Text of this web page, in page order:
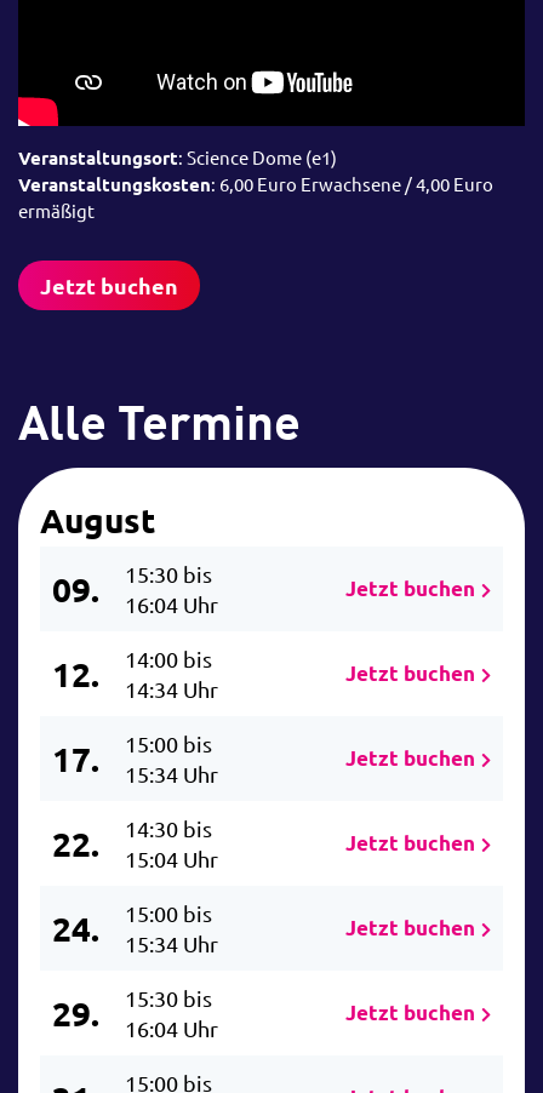
Veranstaltungsort: Science Dome (e1)
Veranstaltungskosten: 6,00 Euro Erwachsene / 4,00 Euro
ermäßigt
Jetzt buchen
Alle Termine
August
09.
15:30 bis
16:04 Uhr
Jetzt buchen
12.
14:00 bis
14:34 Uhr
Jetzt buchen
17.
15:00 bis
15:34 Uhr
Jetzt buchen
22.
14:30 bis
15:04 Uhr
Jetzt buchen
24.
15:00 bis
15:34 Uhr
Jetzt buchen
29.
15:30 bis
16:04 Uhr
Jetzt buchen
15:00 bis